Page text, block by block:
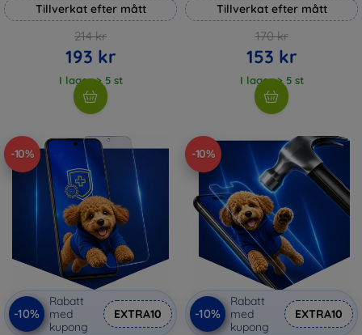
Tillverkat efter mått
214 kr
193 kr
I lager > 5 st
Tillverkat efter mått
170 kr
153 kr
I lager > 5 st
-10%
-10%
Rabatt
med
kupong
EXTRA10
-10%
-10%
Rabatt
med
kupong
EXTRA10